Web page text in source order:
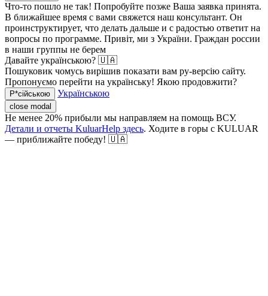
Что-то пошло не так! Попробуйте позже Ваша заявка принята.
В ближайшее время с вами свяжется наш консультант. Он
проинструктирует, что делать дальше и с радостью ответит на
вопросы по программе. Привіт, ми з України. Граждан россии
в наши группы не берем
Давайте українською? 🇺🇦
Пошуковик чомусь вирішив показати вам ру-версію сайту.
Пропонуємо перейти на українську! Якою продовжити?
Р*сійською Українською
close modal
Не менее 20% прибыли мы направляем на помощь ВСУ.
Детали и отчеты KuluarHelp здесь. Ходите в горы с KULUAR
— приближайте победу! 🇺🇦